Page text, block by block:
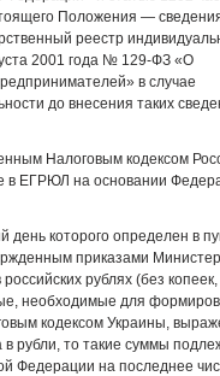
Положения —
реестр
2001 года № 129-ФЗ «О
в случае
до внесения таких
Налоговым кодексом
в ЕГРЮЛ на основании
день которого определен в
приказами
рублях (без копеек,
необходимые для
кодексом Украины,
в рубли, то такие суммы
Федерации на последнее